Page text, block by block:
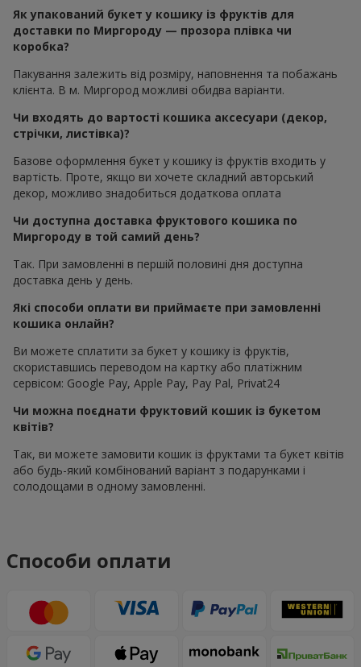
Як упакований букет у кошику із фруктів для
доставки по Миргороду — прозора плівка чи
коробка?
Пакування залежить від розміру, наповнення та побажань
клієнта. В м. Миргород можливі обидва варіанти.
Чи входять до вартості кошика аксесуари (декор,
стрічки, листівка)?
Базове оформлення букет у кошику із фруктів входить у
вартість. Проте, якщо ви хочете складний авторський
декор, можливо знадобиться додаткова оплата
Чи доступна доставка фруктового кошика по
Миргороду в той самий день?
Так. При замовленні в першій половині дня доступна
доставка день у день.
Які способи оплати ви приймаєте при замовленні
кошика онлайн?
Ви можете сплатити за букет у кошику із фруктів,
скориставшись переводом на картку або платіжним
сервісом: Google Pay, Apple Pay, Pay Pal, Privat24
Чи можна поєднати фруктовий кошик із букетом
квітів?
Так, ви можете замовити кошик із фруктами та букет квітів
або будь-який комбінований варіант з подарунками і
солодощами в одному замовленні.
Способи оплати